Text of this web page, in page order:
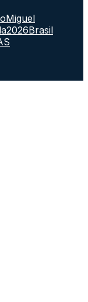
Miguel
2026Brasil